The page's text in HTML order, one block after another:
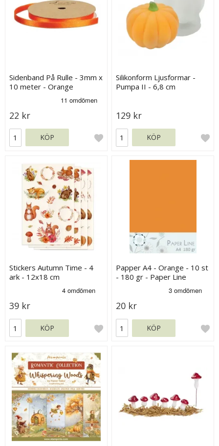
Sidenband På Rulle - 3mm x
10 meter - Orange
22 kr
KÖP
Silikonform Ljusformar -
Pumpa II - 6,8 cm
129 kr
KÖP
Stickers Autumn Time - 4
ark - 12x18 cm
39 kr
KÖP
Papper A4 - Orange - 10 st
- 180 gr - Paper Line
20 kr
KÖP